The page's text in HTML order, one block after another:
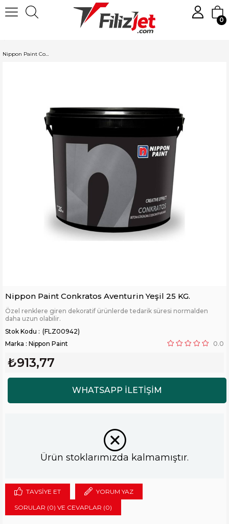
0
Nippon Paint Conkratos Aventurin Yeşil 25 KG.
Nippon Paint Conkratos Aventurin Yeşil 25 KG.
Özel renklere giren dekoratif ürünlerde tedarik süresi normalden
daha uzun olabilir.
(FLZ00942)
Marka : Nippon Paint 0.0
₺913,77
Ürün stoklarımızda kalmamıştır.
TAVSIYE ET YORUM YAZ
SORULAR (0) VE CEVAPLAR (0)